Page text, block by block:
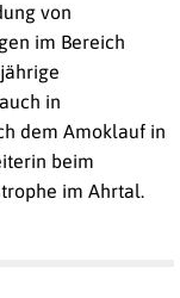
von
im Bereich
in
dem Amoklauf in
beim
im Ahrtal.